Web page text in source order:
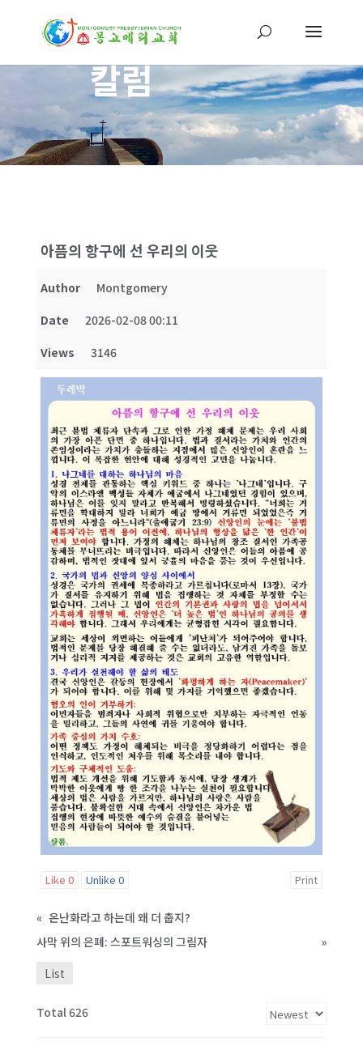
칼럼
아픔의 항구에 선 우리의 이웃
Author
Montgomery
Date
2026-02-08 00:11
Views
3146
Like 0 Unlike 0 Print
« 온난화라고 하는데 왜 더 춥지?
사막 위의 은폐: 스포트워싱의 그림자
»
List
Total 626